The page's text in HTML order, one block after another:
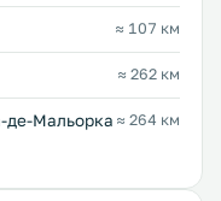
≈ 107 км
≈ 262 км
де-Мальорка ≈ 264 км